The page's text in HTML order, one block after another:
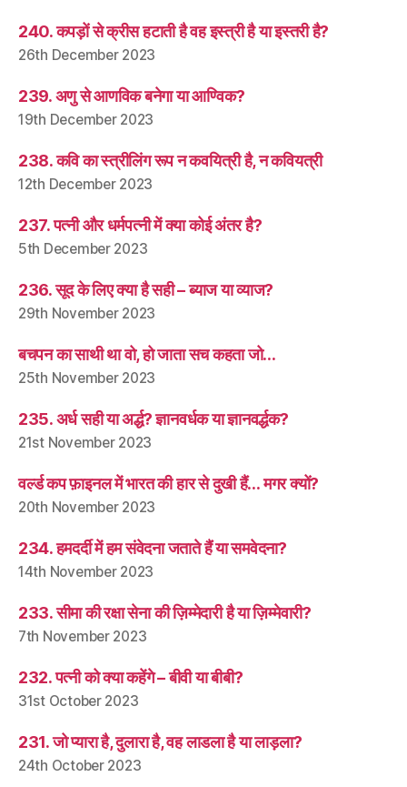
240. कपड़ों से क्रीस हटाती है वह इस्त्री है या इस्तरी है?
26th December 2023
239. अणु से आणविक बनेगा या आण्विक?
19th December 2023
238. कवि का स्त्रीलिंग रूप न कवयित्री है, न कवियत्री
12th December 2023
237. पत्नी और धर्मपत्नी में क्या कोई अंतर है?
5th December 2023
236. सूद के लिए क्या है सही – ब्याज या व्याज?
29th November 2023
बचपन का साथी था वो, हो जाता सच कहता जो…
25th November 2023
235. अर्ध सही या अर्द्ध? ज्ञानवर्धक या ज्ञानवर्द्धक?
21st November 2023
वर्ल्ड कप फ़ाइनल में भारत की हार से दुखी हैं… मगर क्यों?
20th November 2023
234. हमदर्दी में हम संवेदना जताते हैं या समवेदना?
14th November 2023
233. सीमा की रक्षा सेना की ज़िम्मेदारी है या ज़िम्मेवारी?
7th November 2023
232. पत्नी को क्या कहेंगे – बीवी या बीबी?
31st October 2023
231. जो प्यारा है, दुलारा है, वह लाडला है या लाड़ला?
24th October 2023